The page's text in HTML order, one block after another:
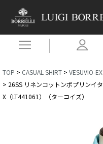
TOP CASUAL SHIRT
VESUVIO-EX
26SS リネンコットンポプリンイ
X（LT441061）（ターコイズ）